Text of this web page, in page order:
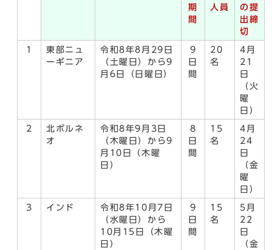
期
間
人員
の提
出締
切
1
東部ニュ
ーギニア
令和8年8月29日
（土曜日）から9
月6日（日曜日）
9
日
間
20
名
4月
21
日
（火
曜
日）
2
北ボルネ
オ
令和8年9月3日
（木曜日）から9
月10日（木曜
日）
8
日
間
15
名
4月
24
日
（金
曜
日）
3 インド
令和8年10月7日
（水曜日）から
10月15日（木曜
日）
9
日
間
15
名
5月
22
日
（金